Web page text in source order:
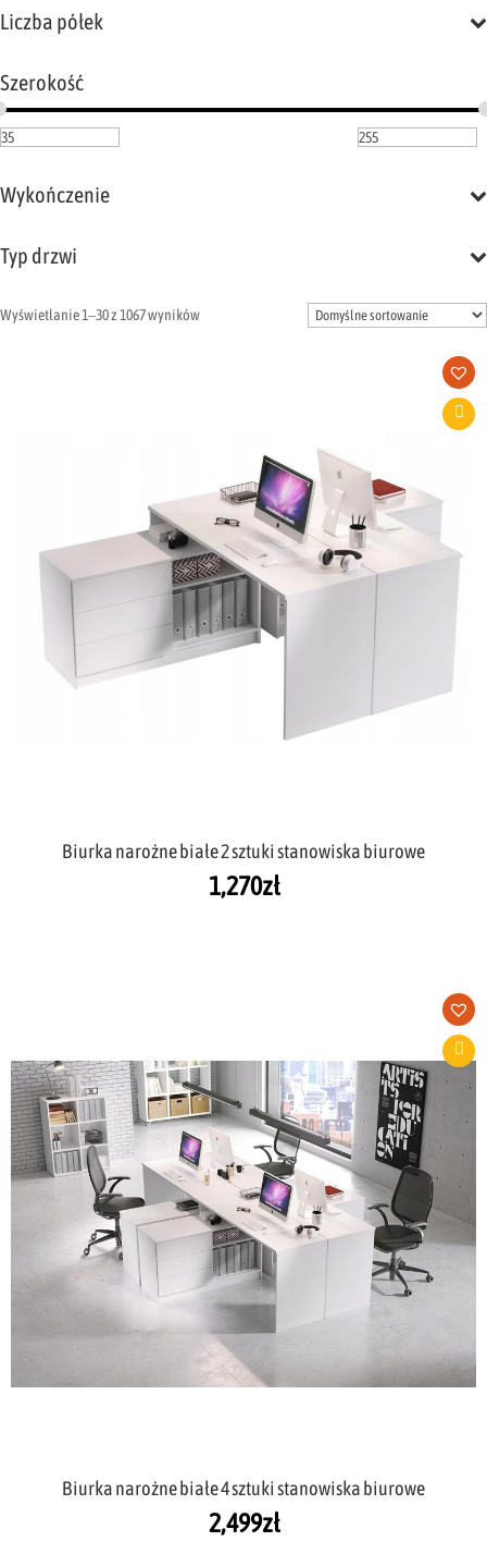
Liczba półek
Szerokość
Wykończenie
Typ drzwi
Wyświetlanie 1–30 z 1067 wyników
Biurka narożne białe 2 sztuki stanowiska biurowe
1,270zł
Biurka narożne białe 4 sztuki stanowiska biurowe
2,499zł